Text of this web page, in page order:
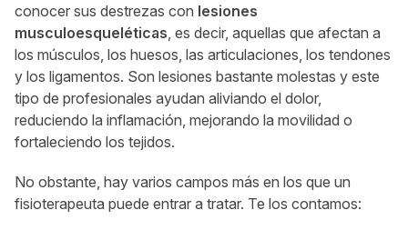
conocer sus destrezas con lesiones
musculoesqueléticas, es decir, aquellas que afectan a
los músculos, los huesos, las articulaciones, los tendones
y los ligamentos. Son lesiones bastante molestas y este
tipo de profesionales ayudan aliviando el dolor,
reduciendo la inflamación, mejorando la movilidad o
fortaleciendo los tejidos.
No obstante, hay varios campos más en los que un
fisioterapeuta puede entrar a tratar. Te los contamos: